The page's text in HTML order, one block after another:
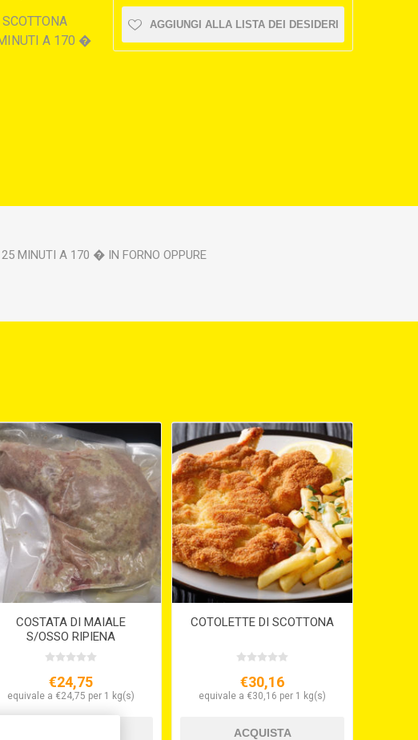
MINUTI A 170 �
AGGIUNGI ALLA LISTA DEI DESIDERI
MINUTI A 170 � IN FORNO OPPURE
COSTATA DI MAIALE
S/OSSO RIPIENA
€24,75
equivale a €24,75 per 1 kg(s)
COTOLETTE DI SCOTTONA
€30,16
equivale a €30,16 per 1 kg(s)